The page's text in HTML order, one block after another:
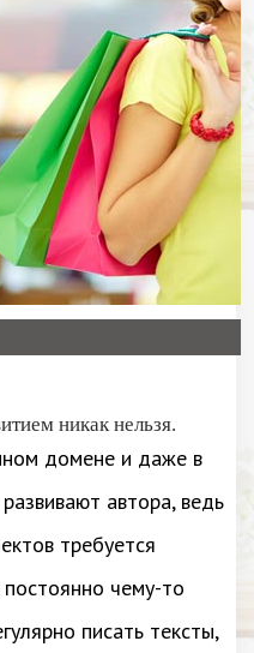
никак нельзя.
домене и даже в
автора, ведь
требуется
постоянно чему-то
писать тексты,